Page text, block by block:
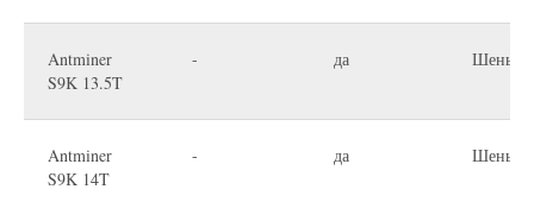
Antminer
S9K 13.5T
- да
Antminer
S9K 14T
- да